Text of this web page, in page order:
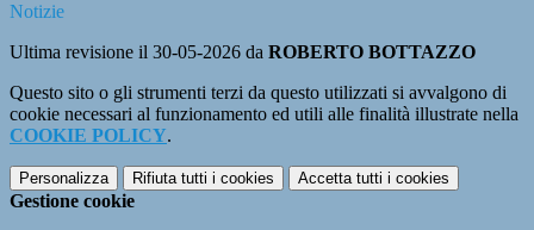
Notizie
Ultima revisione il 30-05-2026 da ROBERTO BOTTAZZO
Questo sito o gli strumenti terzi da questo utilizzati si avvalgono di
cookie necessari al funzionamento ed utili alle finalità illustrate nella
COOKIE POLICY.
Personalizza Rifiuta tutti i cookies Accetta tutti i cookies
Gestione cookie